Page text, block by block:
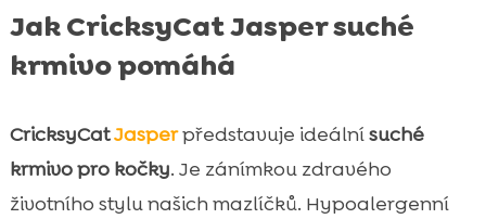
Jak CricksyCat Jasper suché
krmivo pomáhá
CricksyCatJasperpředstavuje ideálnísuché
krmivo pro kočky. Je zánímkou zdravého
životního stylu našich mazlíčků. Hypoalergenní